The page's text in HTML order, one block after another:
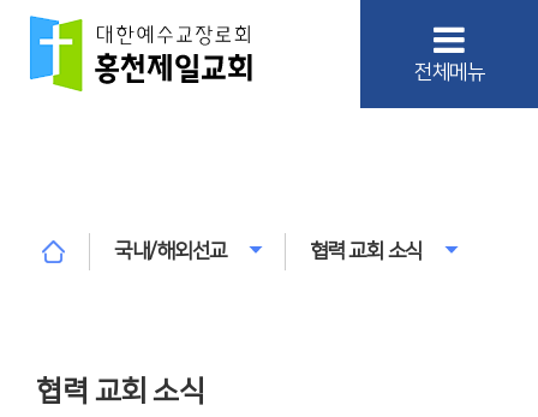
전체메뉴
국내/해외선교 협력 교회 소식
협력 교회 소식